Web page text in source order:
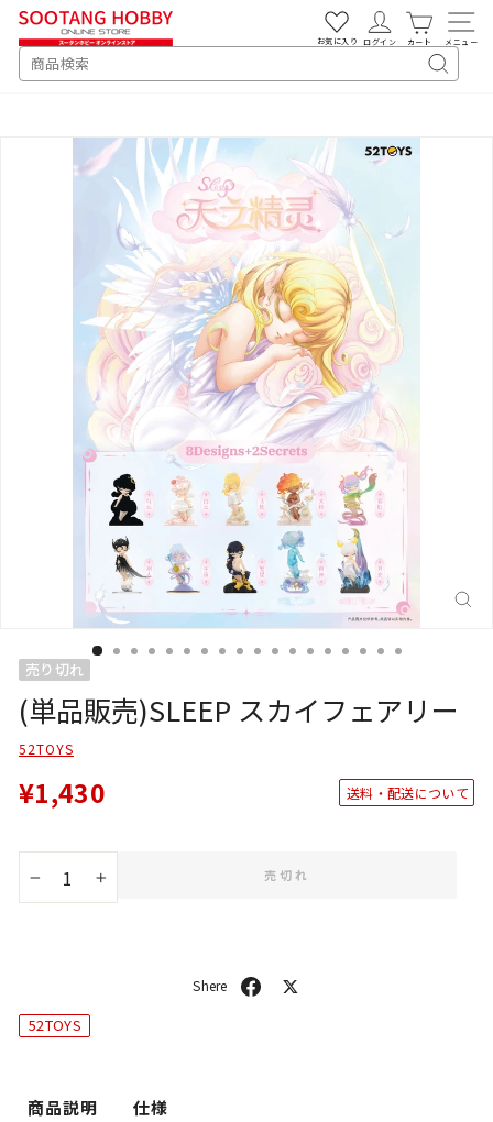
SEARCH
キ
お気に入り ログイン カート メニュー
売り切れ
(単品販売)SLEEP スカイフェアリー
52TOYS
¥1,430 送料・配送について
+
売切れ
シ
52TOYS
商品説明 仕様